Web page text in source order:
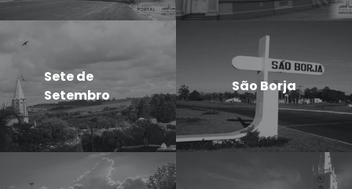
Sete de
Setembro
São Borja